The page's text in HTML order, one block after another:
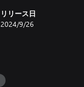
リリース日
2024/9/26